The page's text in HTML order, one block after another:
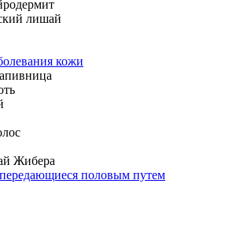
лишай
кожи
Жибера
половым путем